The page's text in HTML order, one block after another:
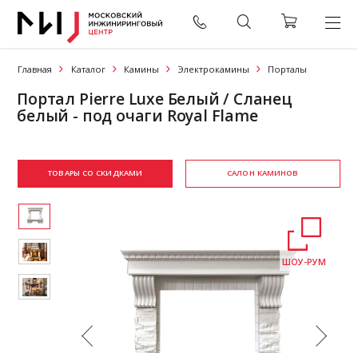
Главная Каталог Камины Электрокамины Порталы
Портал Pierre Luxe Белый / Сланец
белый - под очаги Royal Flame
ТОВАРЫ СО СКИДКАМИ САЛОН КАМИНОВ
ШОУ-РУМ